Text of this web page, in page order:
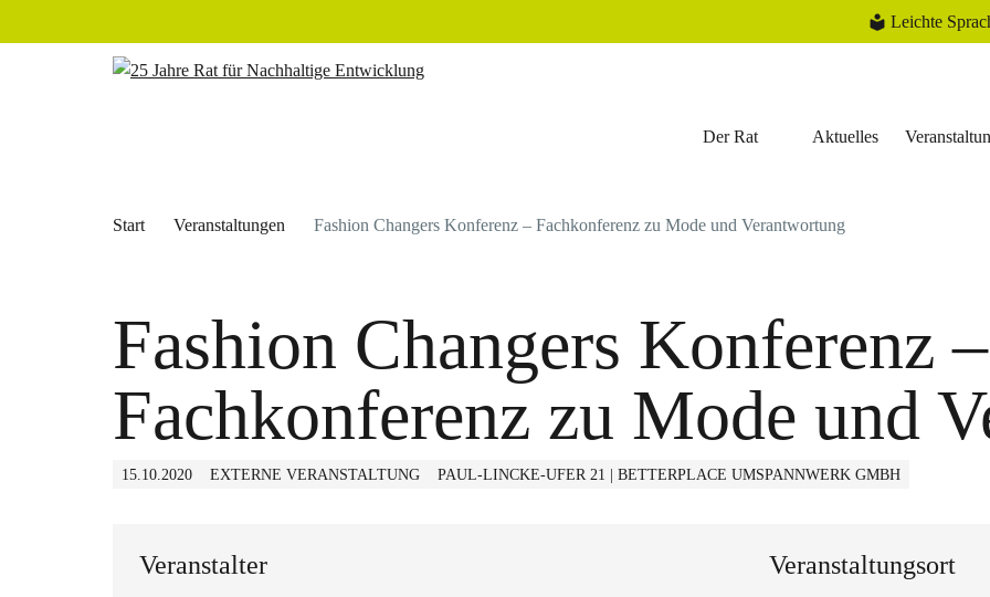
Leichte
Der Rat Aktuelles
Start Veranstaltungen Fashion Changers Konferenz – Fachkonferenz zu Mode und Verantwortung
Fashion Changers Konferenz –
Fachkonferenz zu Mode und
15.10.2020 EXTERNE VERANSTALTUNG PAUL-LINCKE-UFER 21 | BETTERPLACE UMSPANNWERK GMBH
Veranstalter Veranstaltungsort